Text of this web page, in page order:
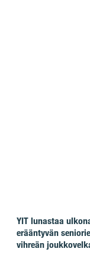
YIT lunastaa
erääntyvän
vihreän